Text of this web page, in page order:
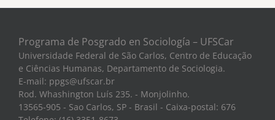
Programa de Posgrado en Sociología – UFSCar
Universidade Federal de São Carlos, Centro de Educação
e Ciências Humanas, Departamento de Sociologia.
E-mail: ppgs@ufscar.br
Rod. Whashington Luís 235. - Monjolinho.
13565-905 - Sao Carlos, SP - Brasil - Caixa-postal: 676